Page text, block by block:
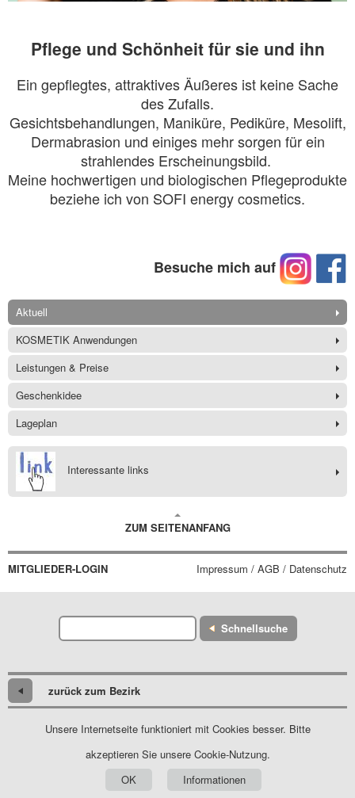
Pflege und Schönheit für sie und ihn
Ein gepflegtes, attraktives Äußeres ist keine Sache
des Zufalls.
Gesichtsbehandlungen, Maniküre, Pediküre, Mesolift,
Dermabrasion und einiges mehr sorgen für ein
strahlendes Erscheinungsbild.
Meine hochwertigen und biologischen Pflegeprodukte
beziehe ich von SOFI energy cosmetics.
Besuche mich auf
Aktuell
KOSMETIK Anwendungen
Leistungen & Preise
Geschenkidee
Lageplan
Interessante links
ZUM SEITENANFANG
MITGLIEDER-LOGIN Impressum / AGB / Datenschutz
Schnellsuche
zurück zum Bezirk
Unsere Internetseite funktioniert mit Cookies besser. Bitte
akzeptieren Sie unsere Cookie-Nutzung.
OK
Informationen